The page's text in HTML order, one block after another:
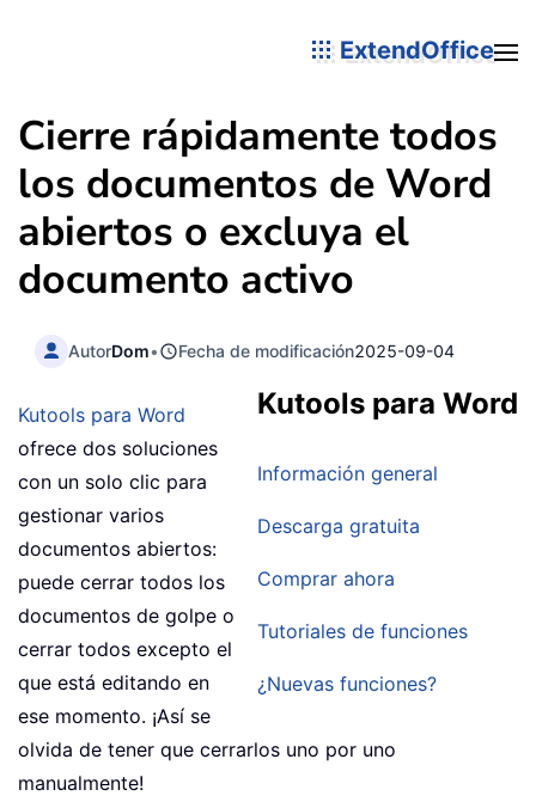
ExtendOffice
Cierre rápidamente todos
los documentos de Word
abiertos o excluya el
documento activo
AutorDom• Fecha de modificación2025-09-04
Kutools para Word
Información general
Descarga gratuita
Comprar ahora
Tutoriales de funciones
¿Nuevas funciones?
Kutools para Word
ofrece dos soluciones
con un solo clic para
gestionar varios
documentos abiertos:
puede cerrar todos los
documentos de golpe o
cerrar todos excepto el
que está editando en
ese momento. ¡Así se
olvida de tener que cerrarlos uno por uno
manualmente!